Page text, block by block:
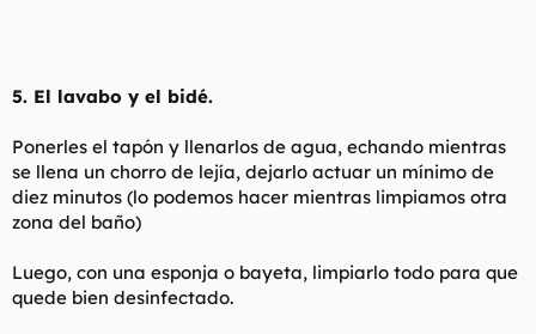
5. El lavabo y el bidé.
Ponerles el tapón y llenarlos de agua, echando mientras
se llena un chorro de lejía, dejarlo actuar un mínimo de
diez minutos (lo podemos hacer mientras limpiamos otra
zona del baño)
Luego, con una esponja o bayeta, limpiarlo todo para que
quede bien desinfectado.